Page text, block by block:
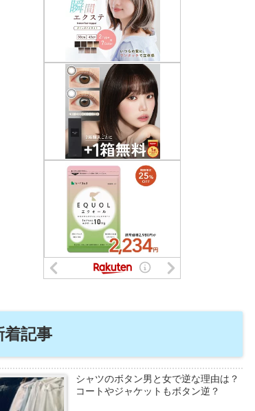
着記事
シャツのボタン男と女で逆な理由は？
コートやジャケットもボタン逆？